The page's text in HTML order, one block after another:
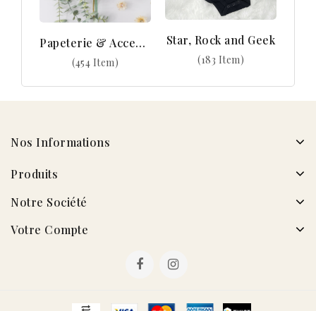
Papeterie & Accessoires
(454 Item)
Star, Rock and Geek
(183 Item)
Nos Informations
Produits
Notre Société
Votre Compte